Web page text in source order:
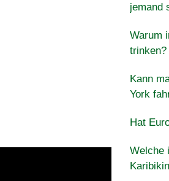
jemand
Warum
trinken?
Kann
York
Hat
Welche